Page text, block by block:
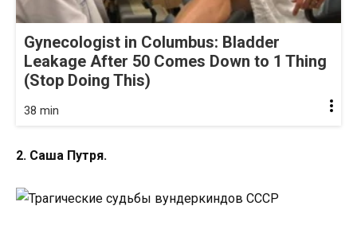
Gynecologist in Columbus: Bladder
Leakage After 50 Comes Down to 1 Thing
(Stop Doing This)
38 min
2. Саша Путря.